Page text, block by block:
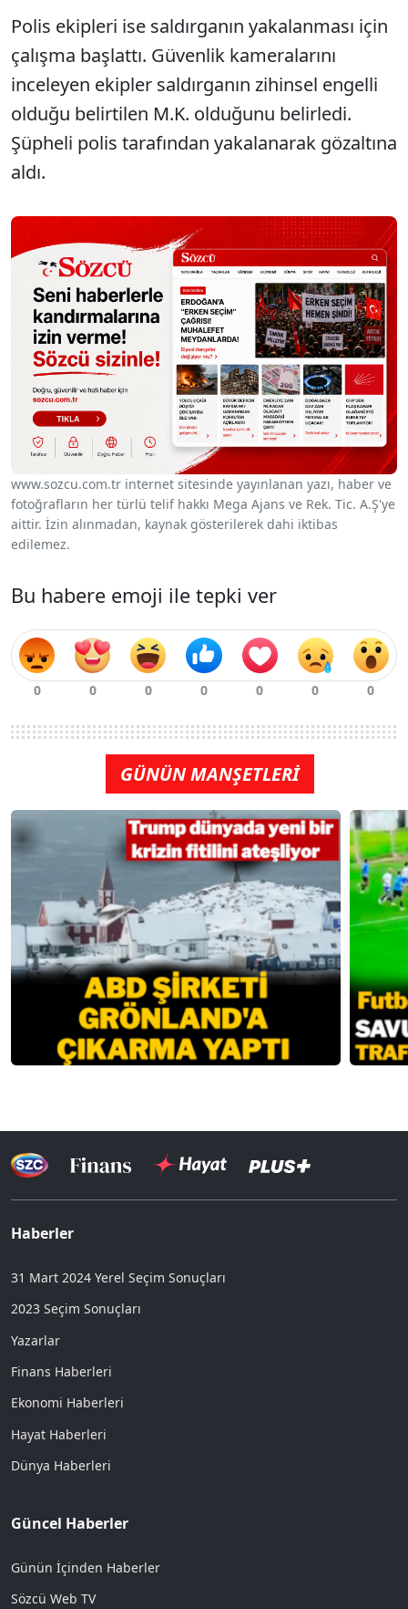
Polis ekipleri ise saldırganın yakalanması için
çalışma başlattı. Güvenlik kameralarını
inceleyen ekipler saldırganın zihinsel engelli
olduğu belirtilen M.K. olduğunu belirledi.
Şüpheli polis tarafından yakalanarak gözaltına
aldı.
www.sozcu.com.tr internet sitesinde yayınlanan yazı, haber ve
fotoğrafların her türlü telif hakkı Mega Ajans ve Rek. Tic. A.Ş'ye
aittir. İzin alınmadan, kaynak gösterilerek dahi iktibas
edilemez.
Bu habere emoji ile tepki ver
GÜNÜN MANŞETLERİ
Haberler
31 Mart 2024 Yerel Seçim Sonuçları
2023 Seçim Sonuçları
Yazarlar
Finans Haberleri
Ekonomi Haberleri
Hayat Haberleri
Dünya Haberleri
Güncel Haberler
Günün İçinden Haberler
Sözcü Web TV